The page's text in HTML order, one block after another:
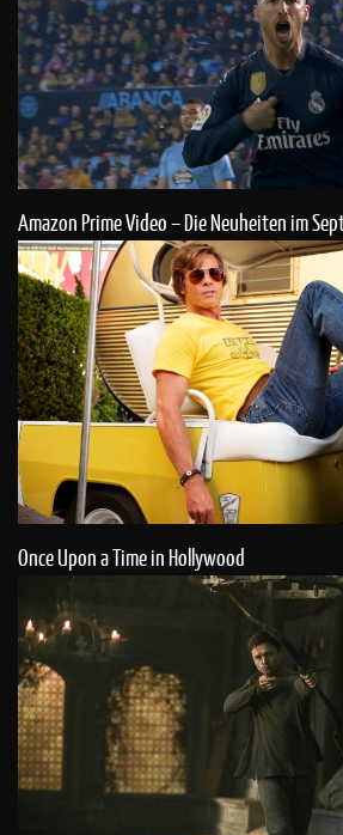
Amazon Prime Video – Die Neuheiten im
Once Upon a Time in Hollywood